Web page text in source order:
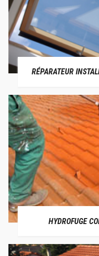
RÉPARATEUR
HYDROFUGE